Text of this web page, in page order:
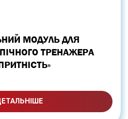
МОДУЛЬ ДЛЯ
ТРЕНАЖЕРА